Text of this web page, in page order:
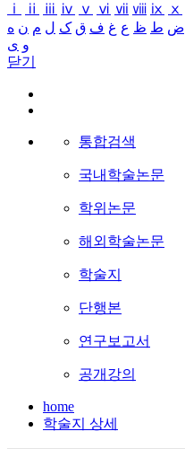
ⅰ
ⅱ ⅲ ⅳ ⅴ ⅵ ⅶ ⅷ ⅸ ⅹ
ض ط ظ ع غ ف ق ک ل م ن ه
و ی
닫기
통합검색
국내학술논문
학위논문
해외학술논문
학술지
단행본
연구보고서
공개강의
home
학술지 상세